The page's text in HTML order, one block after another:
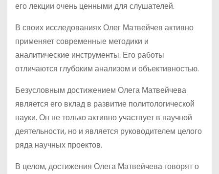
его лекции очень ценными для слушателей.
В своих исследованиях Олег Матвейчев активно
применяет современные методики и
аналитические инструменты. Его работы
отличаются глубоким анализом и объективностью.
Безусловным достижением Олега Матвейчева
является его вклад в развитие политологической
науки. Он не только активно участвует в научной
деятельности, но и является руководителем целого
ряда научных проектов.
В целом, достижения Олега Матвейчева говорят о